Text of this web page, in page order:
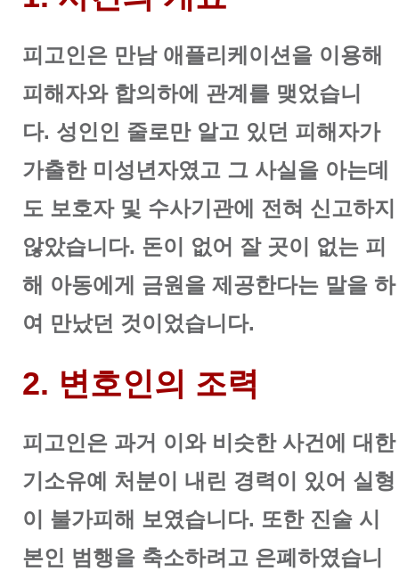
피고인은 만남 애플리케이션을 이용해
피해자와 합의하에 관계를 맺었습니
다. 성인인 줄로만 알고 있던 피해자가
가출한 미성년자였고 그 사실을 아는데
도 보호자 및 수사기관에 전혀 신고하지
않았습니다. 돈이 없어 잘 곳이 없는 피
해 아동에게 금원을 제공한다는 말을 하
여 만났던 것이었습니다.
2. 변호인의 조력
피고인은 과거 이와 비슷한 사건에 대한
기소유예 처분이 내린 경력이 있어 실형
이 불가피해 보였습니다. 또한 진술 시
본인 범행을 축소하려고 은폐하였습니